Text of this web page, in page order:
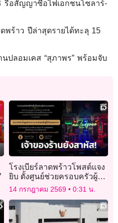
รื้อสัญญาซื้อไฟเอกชนโซลาร์-
พร้าว ปีล่าสุดรายได้ทะลุ 15
ปลอมเคส “สุภาพร” พร้อมจับ
โรงเบียร์ลาดพร้าวโพสต์แจง
ยิบ ตั้งศูนย์ช่วยครอบครัวผู้
สูญเสีย เผยเจ้าของร้านยัง
14 กรกฎาคม 2569 0:31 น.